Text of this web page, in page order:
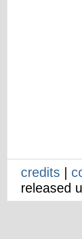
credits |
released